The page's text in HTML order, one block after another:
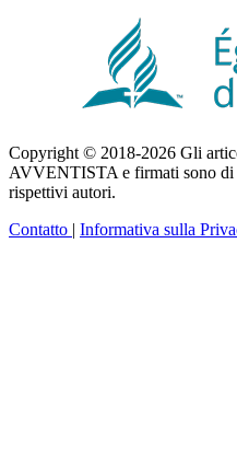
Copyright © 2018-2026 Gli
AVVENTISTA e firmati sono di
rispettivi autori.
Contatto | Informativa sulla